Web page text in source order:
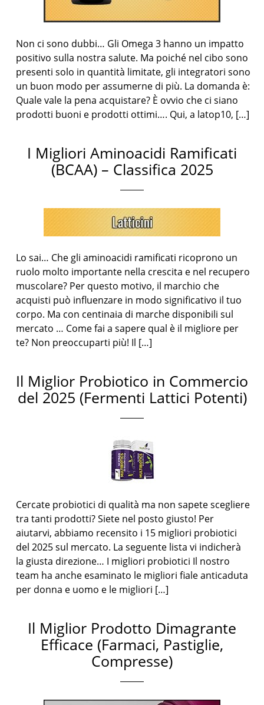
Non ci sono dubbi… Gli Omega 3 hanno un impatto
positivo sulla nostra salute. Ma poiché nel cibo sono
presenti solo in quantità limitate, gli integratori sono
un buon modo per assumerne di più. La domanda è:
Quale vale la pena acquistare? È ovvio che ci siano
prodotti buoni e prodotti ottimi…. Qui, a latop10, […]
I Migliori Aminoacidi Ramificati
(BCAA) – Classifica 2025
Lo sai… Che gli aminoacidi ramificati ricoprono un
ruolo molto importante nella crescita e nel recupero
muscolare? Per questo motivo, il marchio che
acquisti può influenzare in modo significativo il tuo
corpo. Ma con centinaia di marche disponibili sul
mercato … Come fai a sapere qual è il migliore per
te? Non preoccuparti più! Il […]
Il Miglior Probiotico in Commercio
del 2025 (Fermenti Lattici Potenti)
Cercate probiotici di qualità ma non sapete scegliere
tra tanti prodotti? Siete nel posto giusto! Per
aiutarvi, abbiamo recensito i 15 migliori probiotici
del 2025 sul mercato. La seguente lista vi indicherà
la giusta direzione… I migliori probiotici Il nostro
team ha anche esaminato le migliori fiale anticaduta
per donna e uomo e le migliori […]
Il Miglior Prodotto Dimagrante
Efficace (Farmaci, Pastiglie,
Compresse)